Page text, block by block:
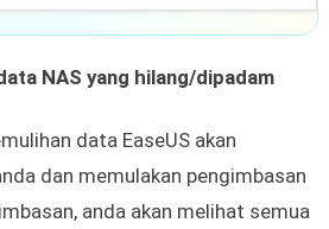
NAS yang hilang/dipadam
data EaseUS akan
dan memulakan pengimbasan
anda akan melihat semua